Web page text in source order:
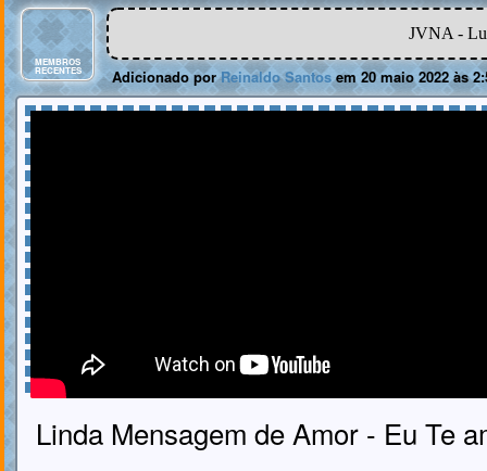
MEMBROS
RECENTES
JVNA -
Adicionado porReinaldo Santosem 20 maio 2022 às
Linda Mensagem de Amor - Eu Te